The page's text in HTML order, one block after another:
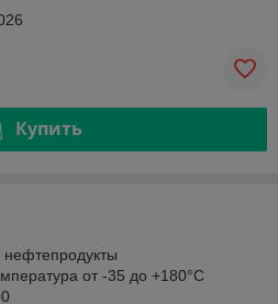
Купить
нефтепродукты
от -35 до +180°С